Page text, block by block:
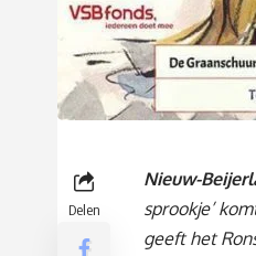
Delen
Nieuw-
sprookje’
geeft het